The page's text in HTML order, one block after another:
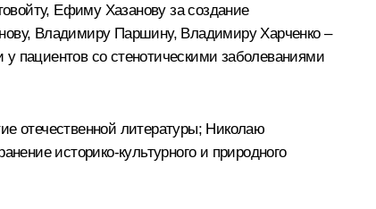
Ефиму Хазанову за создание
Владимиру Паршину, Владимиру Харченко –
пациентов со стенотическими заболеваниями
отечественной литературы; Николаю
историко-культурного и природного